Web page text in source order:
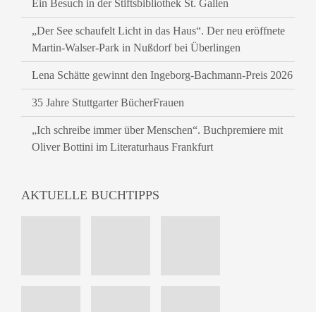
Ein Besuch in der Stiftsbibliothek St. Gallen
„Der See schaufelt Licht in das Haus“. Der neu eröffnete
Martin-Walser-Park in Nußdorf bei Überlingen
Lena Schätte gewinnt den Ingeborg-Bachmann-Preis 2026
35 Jahre Stuttgarter BücherFrauen
„Ich schreibe immer über Menschen“. Buchpremiere mit
Oliver Bottini im Literaturhaus Frankfurt
AKTUELLE BUCHTIPPS